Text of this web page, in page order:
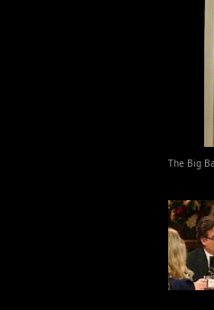
The Big